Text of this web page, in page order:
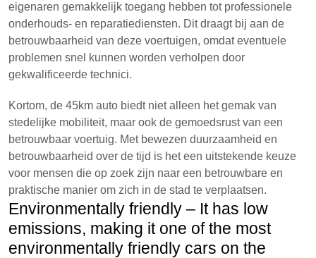
eigenaren gemakkelijk toegang hebben tot professionele
onderhouds- en reparatiediensten. Dit draagt bij aan de
betrouwbaarheid van deze voertuigen, omdat eventuele
problemen snel kunnen worden verholpen door
gekwalificeerde technici.
Kortom, de 45km auto biedt niet alleen het gemak van
stedelijke mobiliteit, maar ook de gemoedsrust van een
betrouwbaar voertuig. Met bewezen duurzaamheid en
betrouwbaarheid over de tijd is het een uitstekende keuze
voor mensen die op zoek zijn naar een betrouwbare en
praktische manier om zich in de stad te verplaatsen.
Environmentally friendly – It has low
emissions, making it one of the most
environmentally friendly cars on the